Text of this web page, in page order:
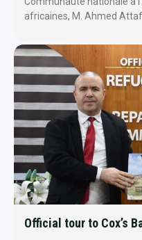
africaines, M. Ahmed
Official tour to Cox’s